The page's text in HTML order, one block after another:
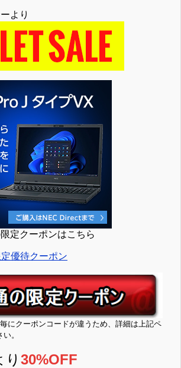
より
定クーポンはこちら
優待クーポン
にクーポンコードが違うため、詳細は上記ペ
。
り 30%OFF